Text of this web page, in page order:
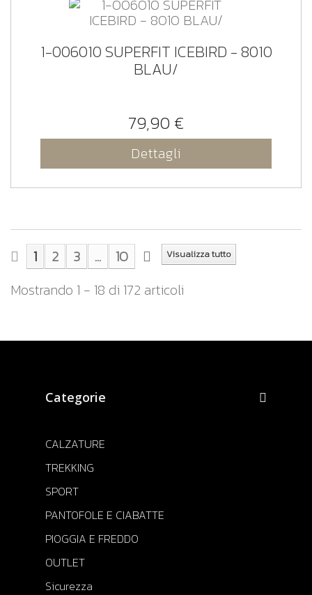
1-006010 SUPERFIT ICEBIRD - 8010
BLAU/
79,90 €
Dettagli
Visualizza tutto
1 2 3 ...
10
Mostrando 1 - 18 di 172 articoli
Categorie
CALZATURE
TREKKING
SPORT
PANTOFOLE E CIABATTE
PIOGGIA E FREDDO
OUTLET
Sicurezza